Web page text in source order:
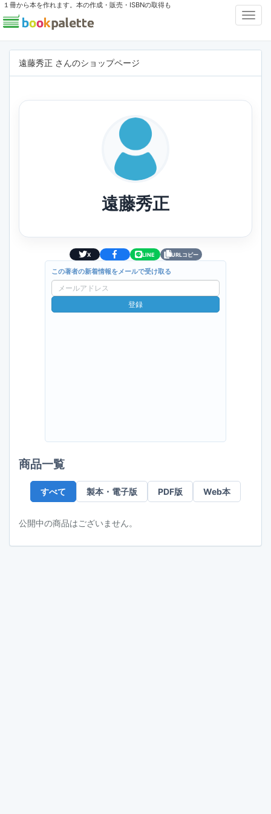
１冊から本を作れます。本の作成・販売・ISBNの取得も
遠藤秀正 さんのショップページ
遠藤秀正
X LINE URLコピー
この著者の新着情報をメールで受け取る
ー
ル
登録
商品一覧
すべて 製本・電子版 PDF版 Web本
公開中の商品はございません。